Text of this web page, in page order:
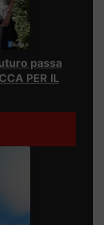
passa
PER IL